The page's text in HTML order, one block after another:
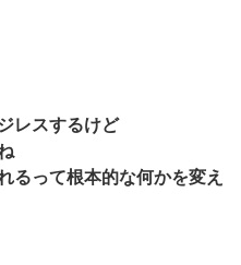
レスするけど
るって根本的な何かを変え